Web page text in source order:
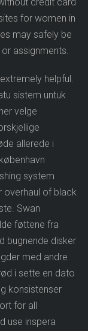
credit card
for women in
may safely be
assignments.
helpful.
sistem untuk
velge
allerede i
system
of black
Swan
føttene fra
bugnende disker
med andre
i sette en dato
konsistenser
for all
use inspera